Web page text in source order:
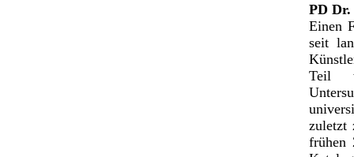
PD
Einen
seit
Teil
zuletzt
frühen